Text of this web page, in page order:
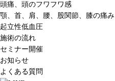
頭痛、頭のフワフワ感
顎、首、肩、腰、股関節、膝の痛み
起立性低血圧
施術の流れ
セミナー開催
お知らせ
よくある質問